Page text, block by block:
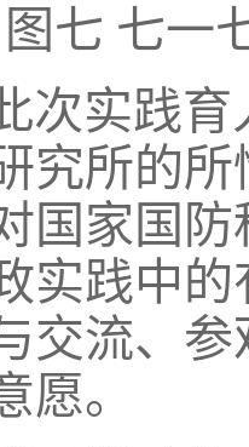
图七 七一
次实践
究所的
国家国
实践中
交流、
愿。